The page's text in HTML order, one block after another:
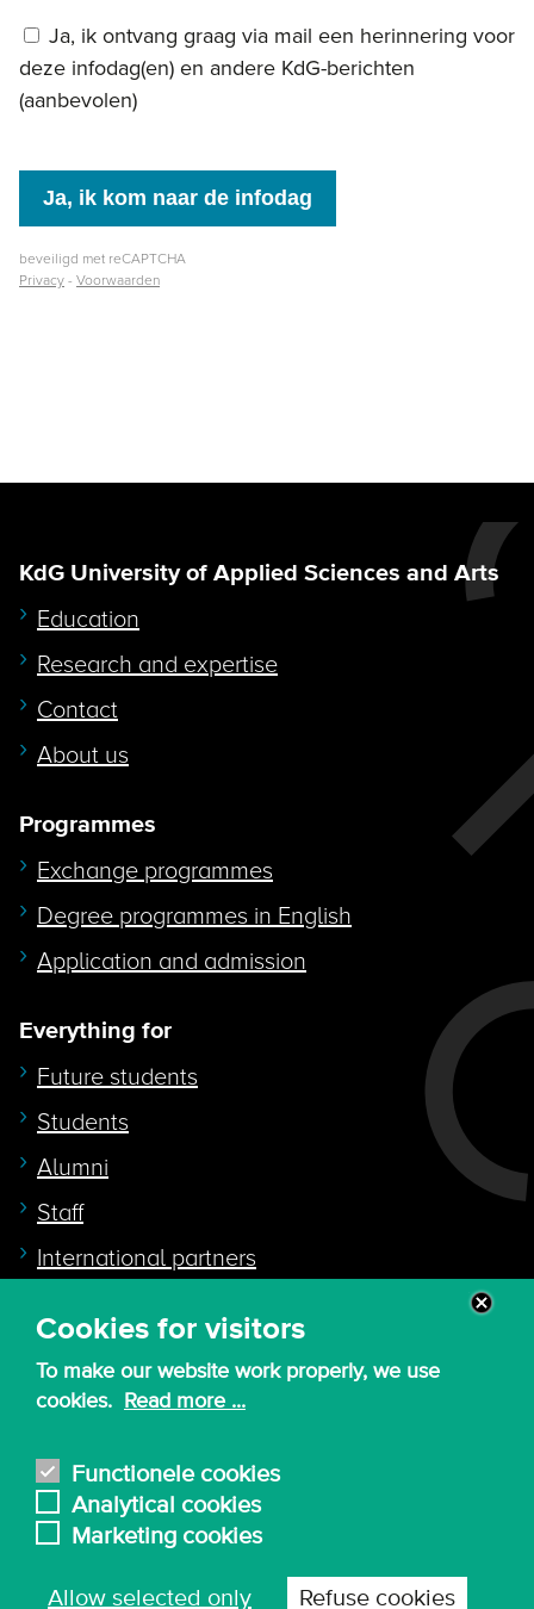
Cookies for visitors
To make our website work properly, we use
cookies. Read more ...
Functionele cookies
Analytical cookies
Marketing cookies
Allow selected only Refuse cookies
KdG University of Applied Sciences and Arts
Education
Research and expertise
Contact
About us
Programmes
Exchange programmes
Degree programmes in English
Application and admission
Everything for
Future students
Students
Alumni
Staff
International partners
Quicklink to
Intranet
Nederlands
© 2026 - KdG University of Applied Sciences and